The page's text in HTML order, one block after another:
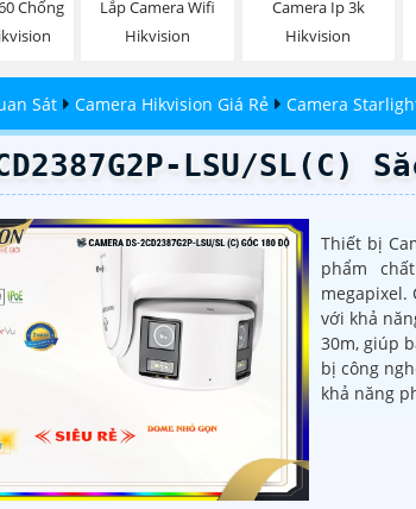
Chống
Lắp Camera Wifi
Hikvision
Camera Ip 3k
Hikvision
Sát Camera Hikvision Giá Rẻ Camera
LSU/SL(C)
Thiết bị
phẩm
megapixel.
với khả
30m, giúp
bị công
khả năng